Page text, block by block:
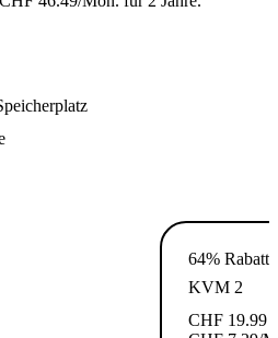
64% Rabatt
KVM 2
CHF 19.99